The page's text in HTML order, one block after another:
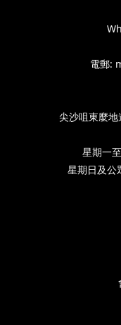
電郵:
尖沙咀東麼
星期一
星期日及公